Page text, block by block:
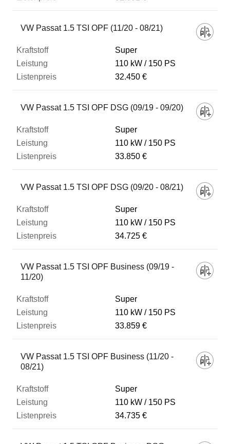
VW Passat 1.5 TSI OPF (11/20 - 08/21)
Super
110 kW
150 PS
32.450 €
VW Passat 1.5 TSI OPF DSG (09/19 - 09/20)
Super
110 kW
150 PS
33.850 €
VW Passat 1.5 TSI OPF DSG (09/20 - 08/21)
Super
110 kW
150 PS
34.725 €
VW Passat 1.5 TSI OPF Business (09/19 -
11/20)
Super
110 kW
150 PS
33.859 €
VW Passat 1.5 TSI OPF Business (11/20 -
08/21)
Super
110 kW
150 PS
34.735 €